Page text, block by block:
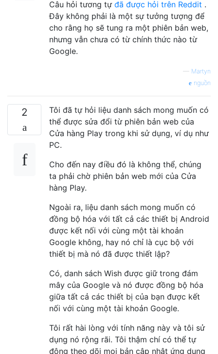
Câu hỏi tương tự đã được hỏi trên Reddit .
Đây không phải là một sự tưởng tượng để
cho rằng họ sẽ tung ra một phiên bản web,
nhưng vẫn chưa có từ chính thức nào từ
Google.
— Martyn
nguồn
2
Tôi đã tự hỏi liệu danh sách mong muốn có
thể được sửa đổi từ phiên bản web của
Cửa hàng Play trong khi sử dụng, ví dụ như
PC.
Cho đến nay điều đó là không thể, chúng
ta phải chờ phiên bản web mới của Cửa
hàng Play.
Ngoài ra, liệu danh sách mong muốn có
đồng bộ hóa với tất cả các thiết bị Android
được kết nối với cùng một tài khoản
Google không, hay nó chỉ là cục bộ với
thiết bị mà nó đã được thiết lập?
Có, danh sách Wish được giữ trong đám
mây của Google và nó được đồng bộ hóa
giữa tất cả các thiết bị của bạn được kết
nối với cùng một tài khoản Google.
Tôi rất hài lòng với tính năng này và tôi sử
dụng nó rộng rãi. Tôi thậm chí có thể tự
động theo dõi mọi bản cập nhật ứng dụng